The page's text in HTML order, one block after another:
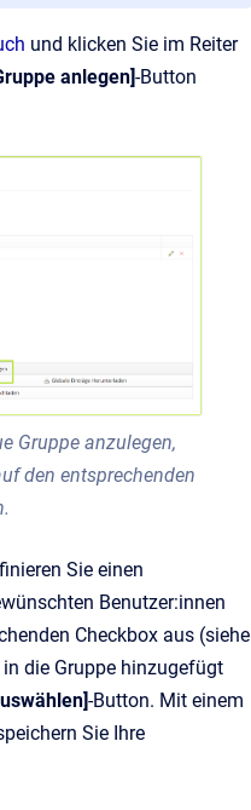
und klicken Sie im Reiter
anlegen]-Button
Gruppe anzulegen,
den entsprechenden
Sie einen
Benutzer:innen
Checkbox aus (siehe
die Gruppe hinzugefügt
-Button. Mit einem
Sie Ihre